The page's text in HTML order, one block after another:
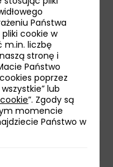
(2024)Państwa
cookie w
liczbę
stronę i
Państwo
poprzez
lub
”. Zgody są
momencie
Państwo w